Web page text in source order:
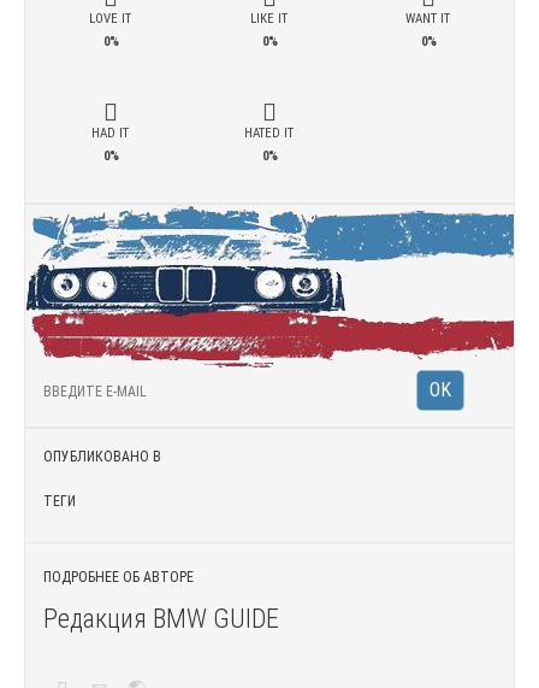
LOVE IT
0%
LIKE IT
0%
WANT IT
0%
HAD IT
0%
HATED IT
0%
ОПУБЛИКОВАНО В
ТЕГИ
ПОДРОБНЕЕ ОБ АВТОРЕ
Редакция BMW GUIDE